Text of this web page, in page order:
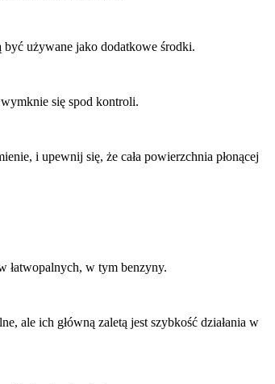
używane jako dodatkowe środki.
się spod kontroli.
i upewnij się, że cała powierzchnia płonącej
łatwopalnych, w tym benzyny.
ale ich główną zaletą jest szybkość działania w